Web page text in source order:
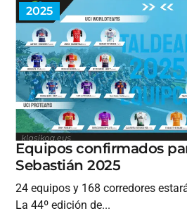
2025
Equipos confirmados
Sebastián 2025
24 equipos y 168 corredores
La 44º edición de...